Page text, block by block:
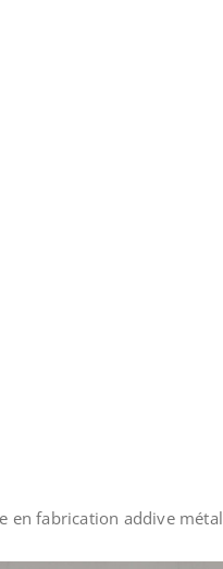
en fabrication addive métal